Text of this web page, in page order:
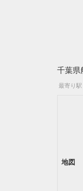
千葉県
最寄り駅
地図